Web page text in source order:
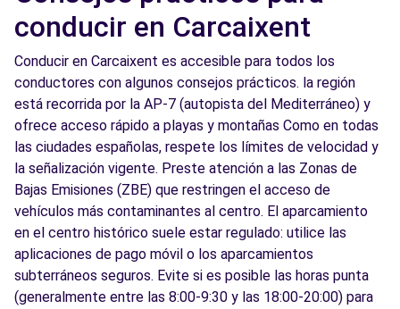
conducir en Carcaixent
Conducir en Carcaixent es accesible para todos los
conductores con algunos consejos prácticos. la región
está recorrida por la AP-7 (autopista del Mediterráneo) y
ofrece acceso rápido a playas y montañas Como en todas
las ciudades españolas, respete los límites de velocidad y
la señalización vigente. Preste atención a las Zonas de
Bajas Emisiones (ZBE) que restringen el acceso de
vehículos más contaminantes al centro. El aparcamiento
en el centro histórico suele estar regulado: utilice las
aplicaciones de pago móvil o los aparcamientos
subterráneos seguros. Evite si es posible las horas punta
(generalmente entre las 8:00-9:30 y las 18:00-20:00) para